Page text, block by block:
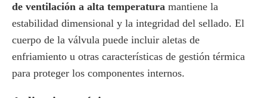
de ventilación a alta temperatura mantiene la
estabilidad dimensional y la integridad del sellado. El
cuerpo de la válvula puede incluir aletas de
enfriamiento u otras características de gestión térmica
para proteger los componentes internos.